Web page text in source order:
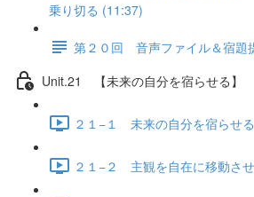
乗り切る (11:37)
第２０回 音声ファイル＆宿題
Unit.21 【未来の自分を宿らせる】
２１−１ 未来の自分を宿らせ
２１−２ 主観を自在に移動さ